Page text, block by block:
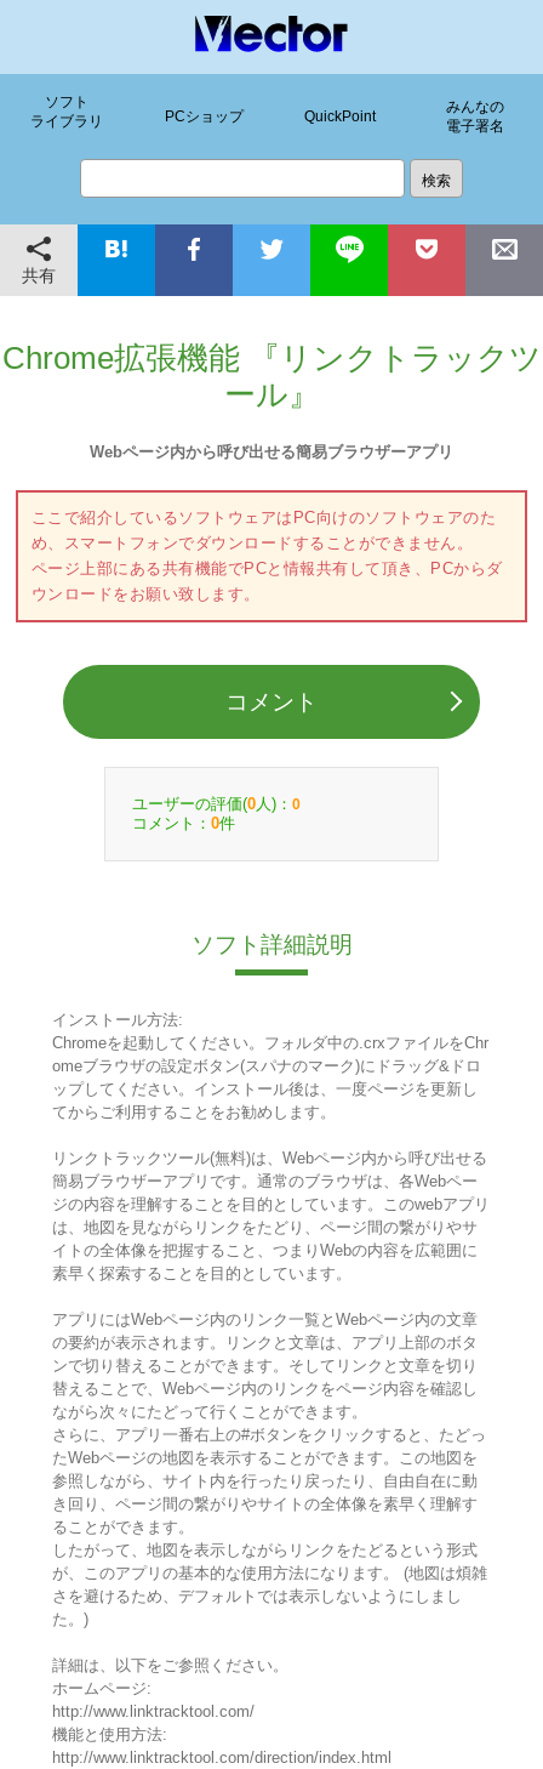
ソフト
ライブラリ
PCショップ QuickPoint
みんなの
電子署名
共有
Chrome拡張機能 『リンクトラックツ
ール』
Webページ内から呼び出せる簡易ブラウザーアプリ
ここで紹介しているソフトウェアはPC向けのソフトウェアのた
め、スマートフォンでダウンロードすることができません。
ページ上部にある共有機能でPCと情報共有して頂き、PCからダ
ウンロードをお願い致します。
コメント
ユーザーの評価(0 人)： 0
コメント： 0件
ソフト詳細説明
インストール方法:
Chromeを起動してください。フォルダ中の.crxファイルをChr
omeブラウザの設定ボタン(スパナのマーク)にドラッグ&ドロ
ップしてください。インストール後は、一度ページを更新し
てからご利用することをお勧めします。
リンクトラックツール(無料)は、Webページ内から呼び出せる
簡易ブラウザーアプリです。通常のブラウザは、各Webペー
ジの内容を理解することを目的としています。このwebアプリ
は、地図を見ながらリンクをたどり、ページ間の繋がりやサ
イトの全体像を把握すること、つまりWebの内容を広範囲に
素早く探索することを目的としています。
アプリにはWebページ内のリンク一覧とWebページ内の文章
の要約が表示されます。リンクと文章は、アプリ上部のボタ
ンで切り替えることができます。そしてリンクと文章を切り
替えることで、Webページ内のリンクをページ内容を確認し
ながら次々にたどって行くことができます。
さらに、アプリ一番右上の#ボタンをクリックすると、たどっ
たWebページの地図を表示することができます。この地図を
参照しながら、サイト内を行ったり戻ったり、自由自在に動
き回り、ページ間の繋がりやサイトの全体像を素早く理解す
ることができます。
したがって、地図を表示しながらリンクをたどるという形式
が、このアプリの基本的な使用方法になります。 (地図は煩雑
さを避けるため、デフォルトでは表示しないようにしまし
た。)
詳細は、以下をご参照ください。
ホームページ:
http://www.linktracktool.com/
機能と使用方法:
http://www.linktracktool.com/direction/index.html